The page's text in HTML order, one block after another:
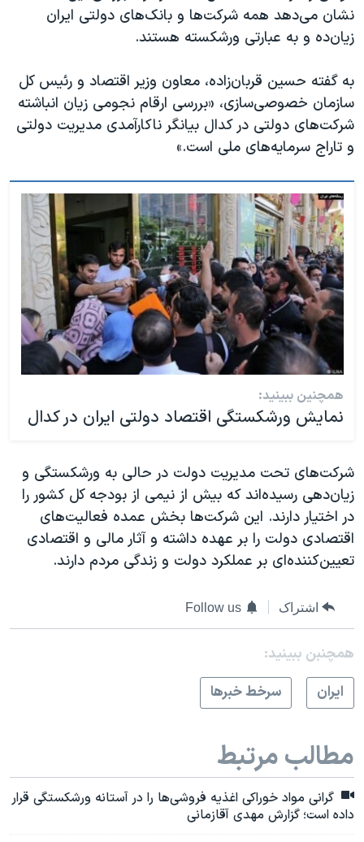
نشان می‌دهد همه شرکت‌ها و بانک‌های دولتی ایران
زیان‌ده و به عبارتی ورشکسته هستند.
به گفته حسین قربان‌‌‌‌‌‌‌‌‌زاده، معاون وزیر اقتصاد و رئیس ‌کل
سازمان خصوصی‌‌‌‌‌‌‌‌‌سازی، «بررسی ارقام نجومی زیان انباشته
شرکت‌های ‌‌‌‌‌‌‌‌‌دولتی در کدال بیانگر ناکارآمدی مدیریت دولتی
و تاراج سرمایه‌های ملی است.»
همچنین ببینید:
نمایش ورشکستگی اقتصاد دولتی ایران در کدال
شرکت‌های تحت مدیریت دولت در حالی به ورشکستگی و
زیان‌دهی رسیده‌اند که بیش از نیمی از بودجه کل کشور را
در اختیار ‌دارند. این شرکت‌ها بخش عمده فعالیت‌های
اقتصادی دولت را بر عهده‌ داشته و آثار مالی و اقتصادی
تعیین‌کننده‌ای بر عملکرد دولت و زندگی مردم دارند.
اشتراک Follow us
همچنبن ببینید:
ايران
سرخط خبرها
مطالب مرتبط
گرانی مواد خوراکی اغذیه فروشی‌ها را در آستانه ورشکستگی قرار
داده است؛ گزارش مهدی آقازمانی